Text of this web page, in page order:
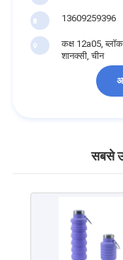
13609259396
कक्ष 12a05,
शानक्सी, चीन
सबसे